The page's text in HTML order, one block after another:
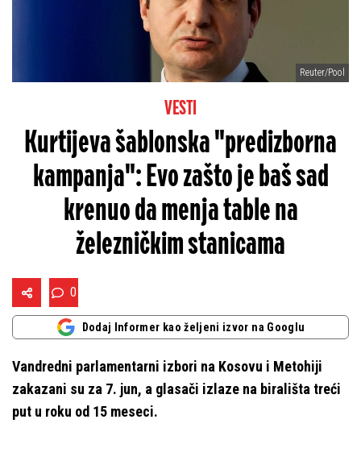
Reuter/Pool
VESTI
Kurtijeva šablonska "predizborna
kampanja": Evo zašto je baš sad
krenuo da menja table na
železničkim stanicama
0
Dodaj Informer kao željeni izvor na Googlu
Vandredni parlamentarni izbori na Kosovu i Metohiji
zakazani su za 7. jun, a glasači izlaze na birališta treći
put u roku od 15 meseci.